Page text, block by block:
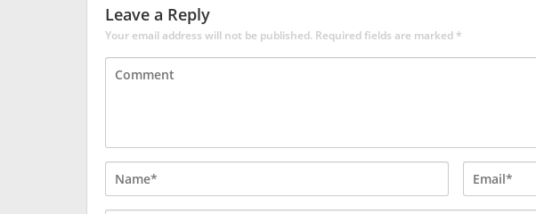
Leave a Reply
Your email address will not be published. Required fields are marked*